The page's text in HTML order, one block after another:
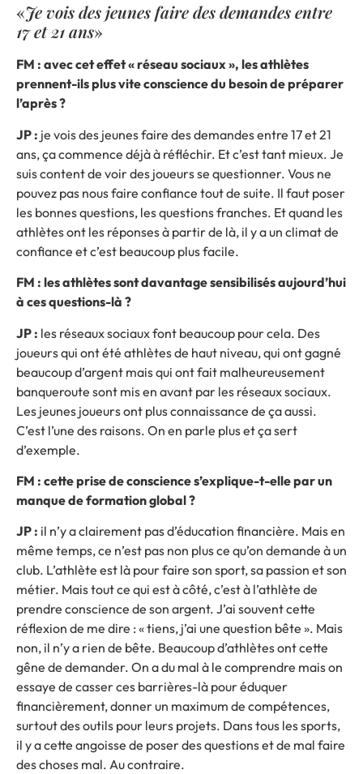
«Je vois des jeunes faire des demandes entre
17 et 21 ans»
FM : avec cet effet « réseau sociaux », les athlètes
prennent-ils plus vite conscience du besoin de préparer
l’après ?
JP : je vois des jeunes faire des demandes entre 17 et 21
ans, ça commence déjà à réfléchir. Et c’est tant mieux. Je
suis content de voir des joueurs se questionner. Vous ne
pouvez pas nous faire confiance tout de suite. Il faut poser
les bonnes questions, les questions franches. Et quand les
athlètes ont les réponses à partir de là, il y a un climat de
confiance et c’est beaucoup plus facile.
FM : les athlètes sont davantage sensibilisés aujourd’hui
à ces questions-là ?
JP : les réseaux sociaux font beaucoup pour cela. Des
joueurs qui ont été athlètes de haut niveau, qui ont gagné
beaucoup d’argent mais qui ont fait malheureusement
banqueroute sont mis en avant par les réseaux sociaux.
Les jeunes joueurs ont plus connaissance de ça aussi.
C’est l’une des raisons. On en parle plus et ça sert
d’exemple.
FM : cette prise de conscience s’explique-t-elle par un
manque de formation global ?
JP : il n’y a clairement pas d’éducation financière. Mais en
même temps, ce n’est pas non plus ce qu’on demande à un
club. L’athlète est là pour faire son sport, sa passion et son
métier. Mais tout ce qui est à côté, c’est à l’athlète de
prendre conscience de son argent. J’ai souvent cette
réflexion de me dire : « tiens, j’ai une question bête ». Mais
non, il n’y a rien de bête. Beaucoup d’athlètes ont cette
gêne de demander. On a du mal à le comprendre mais on
essaye de casser ces barrières-là pour éduquer
financièrement, donner un maximum de compétences,
surtout des outils pour leurs projets. Dans tous les sports,
il y a cette angoisse de poser des questions et de mal faire
des choses mal. Au contraire.